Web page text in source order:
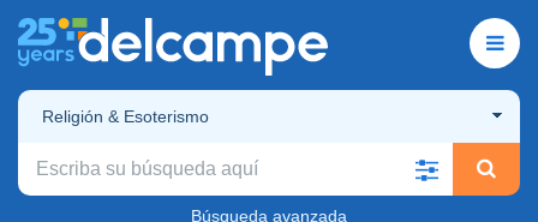
Religión & Esoterismo
Búsqueda avanzada